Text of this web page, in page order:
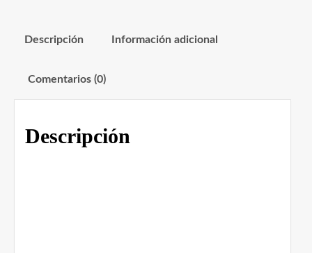
Descripción Información adicional
Comentarios (0)
Descripción